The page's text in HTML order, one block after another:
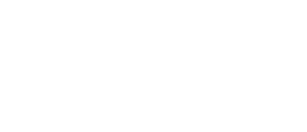
리적 한계와 경제적 비용이라는 거
열한 고민이 시작됩니다."이 아름다